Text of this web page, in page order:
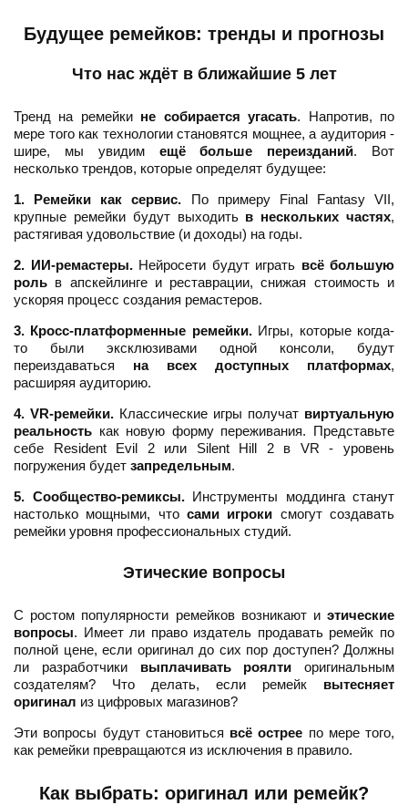
Будущее ремейков: тренды и прогнозы
Что нас ждёт в ближайшие 5 лет
Тренд на ремейки не собирается угасать. Напротив, по
мере того как технологии становятся мощнее, а аудитория -
шире, мы увидим ещё больше переизданий. Вот
несколько трендов, которые определят будущее:
1. Ремейки как сервис. По примеру Final Fantasy VII,
крупные ремейки будут выходить в нескольких частях,
растягивая удовольствие (и доходы) на годы.
2. ИИ-ремастеры.Нейросети будут играть всё большую
роль в апскейлинге и реставрации, снижая стоимость и
ускоряя процесс создания ремастеров.
3. Кросс-платформенные ремейки.Игры, которые когда-
то были эксклюзивами одной консоли, будут
переиздаваться на всех доступных платформах,
расширяя аудиторию.
4. VR-ремейки. Классические игры получат виртуальную
реальность как новую форму переживания. Представьте
себе Resident Evil 2 или Silent Hill 2 в VR - уровень
погружения будет запредельным.
5. Сообщество-ремиксы.Инструменты моддинга станут
настолько мощными, что сами игроки смогут создавать
ремейки уровня профессиональных студий.
Этические вопросы
С ростом популярности ремейков возникают и этические
вопросы. Имеет ли право издатель продавать ремейк по
полной цене, если оригинал до сих пор доступен? Должны
ли разработчики выплачивать роялти оригинальным
создателям? Что делать, если ремейк вытесняет
оригинал из цифровых магазинов?
Эти вопросы будут становиться всё острее по мере того,
как ремейки превращаются из исключения в правило.
Как выбрать: оригинал или ремейк?